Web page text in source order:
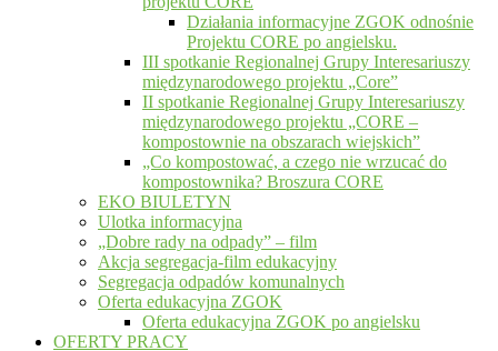
Działania informacyjne ZGOK odnośnie
Projektu CORE po angielsku.
III spotkanie Regionalnej Grupy Interesariuszy
międzynarodowego projektu „Core”
II spotkanie Regionalnej Grupy Interesariuszy
międzynarodowego projektu „CORE –
kompostownie na obszarach wiejskich”
„Co kompostować, a czego nie wrzucać do
kompostownika? Broszura CORE
EKO BIULETYN
Ulotka informacyjna
„Dobre rady na odpady” – film
Akcja segregacja-film edukacyjny
Segregacja odpadów komunalnych
Oferta edukacyjna ZGOK
Oferta edukacyjna ZGOK po angielsku
OFERTY PRACY